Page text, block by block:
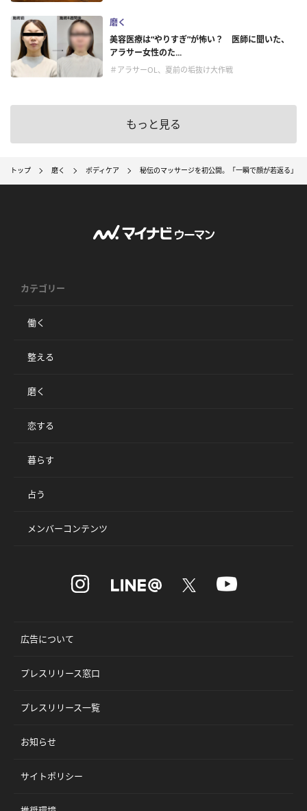
磨く
美容医療は“やりすぎ”が怖い？ 医師に聞いた、
アラサー女性のた...
＃アラサーOL、夏前の垢抜け大作戦
もっと見る
トップ 磨く ボディケア 秘伝のマッサージを初公開。「一瞬で顔が若返る」リ
カテゴリー
働く
整える
磨く
恋する
暮らす
占う
メンバーコンテンツ
広告について
プレスリリース窓口
プレスリリース一覧
お知らせ
サイトポリシー